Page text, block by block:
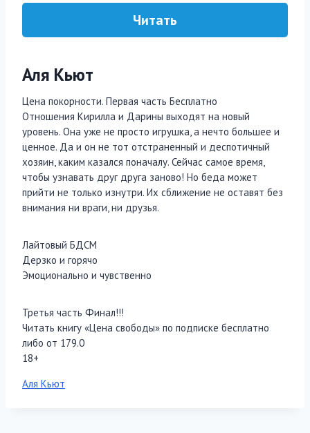
Читать
Аля Кьют
Цена покорности. Первая часть Бесплатно
Отношения Кирилла и Дарины выходят на новый
уровень. Она уже не просто игрушка, а нечто большее и
ценное. Да и он не тот отстраненный и деспотичный
хозяин, каким казался поначалу. Сейчас самое время,
чтобы узнавать друг друга заново! Но беда может
прийти не только изнутри. Их сближение не оставят без
внимания ни враги, ни друзья.
Лайтовый БДСМ
Дерзко и горячо
Эмоционально и чувственно
Третья часть Финал!!!
Читать книгу «Цена свободы» по подписке бесплатно
либо от 179.0
18+
Метки
Аля Кьют